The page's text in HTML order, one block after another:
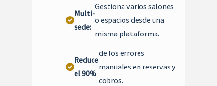
Multi-
sede:
Gestiona varios salones
o espacios desde una
misma plataforma.
Reduce
el 90%
de los errores
manuales en reservas y
cobros.